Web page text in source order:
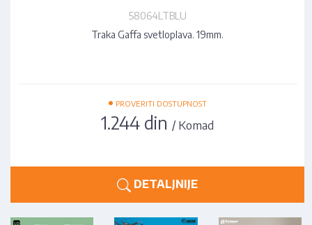
58064LTBLU
Traka Gaffa svetloplava. 19mm.
• PROVERITI DOSTUPNOST
1.244 din / Komad
DETALJNIJE